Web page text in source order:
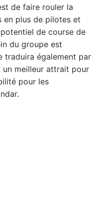
de faire rouler la
en plus de pilotes et
de course de
du groupe est
traduira également par
un meilleur attrait pour
pour les